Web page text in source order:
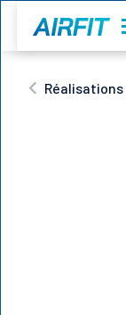
Réalisations